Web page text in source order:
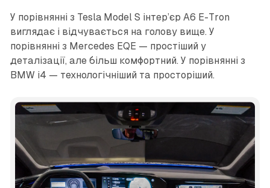
У порівнянні з Tesla Model S інтер’єр A6 E-Tron
виглядає і відчувається на голову вище. У
порівнянні з Mercedes EQE — простіший у
деталізації, але більш комфортний. У порівнянні з
BMW i4 — технологічніший та просторіший.